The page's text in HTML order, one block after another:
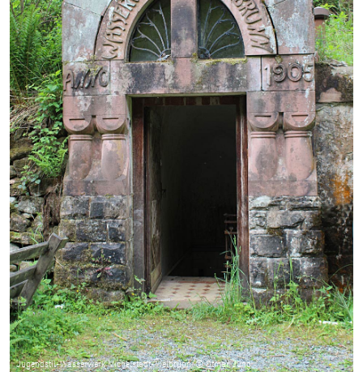
Jugendstil-Wasserwerk Michelstadt-Vielbrunn, © Otmar Jung